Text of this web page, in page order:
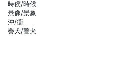
時侯/時候
景像/景象
沖/衝
譽犬/警犬